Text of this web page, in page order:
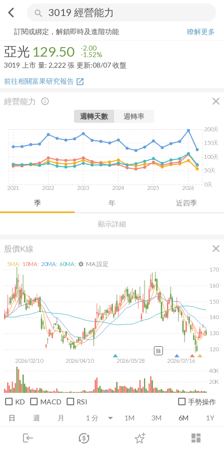
arrow_back_ios search
login dashboard
市場 登入
亞光 129.50 -1.52%
訂閱或綁定，解鎖即時及進階功能
瞭解更多
亞光 129.50 -2.00
-1.52%
3019
上市 量: 2,222 張 更新:08/07 收盤
前往相關富果研究報告 open_in_new
經營能力 close
顯示詳細
info_outline
季 年 近四季
週轉天數 週轉率
2021 2022 2023 2024 2025 2026
0天
50天
100天
150天
200天
股價K線 close
日 週 月 1M 3M 6M 1Y
2026/02/10 2026/04/10 2026/05/28 2026/07/16
120
130
140
150
160
170
20K
40K
5MA: 10MA: 20MA: 60MA: settings MA 設定
除
KD MACD RSI 手勢操作
推薦卡片 消息面 財務報